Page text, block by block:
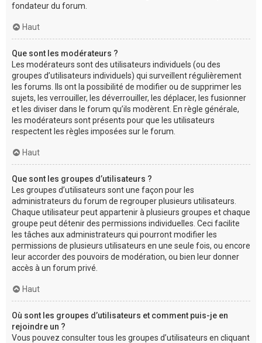
fondateur du forum.
Haut
Que sont les modérateurs ?
Les modérateurs sont des utilisateurs individuels (ou des
groupes d’utilisateurs individuels) qui surveillent régulièrement
les forums. Ils ont la possibilité de modifier ou de supprimer les
sujets, les verrouiller, les déverrouiller, les déplacer, les fusionner
et les diviser dans le forum qu’ils modèrent. En règle générale,
les modérateurs sont présents pour que les utilisateurs
respectent les règles imposées sur le forum.
Haut
Que sont les groupes d’utilisateurs ?
Les groupes d’utilisateurs sont une façon pour les
administrateurs du forum de regrouper plusieurs utilisateurs.
Chaque utilisateur peut appartenir à plusieurs groupes et chaque
groupe peut détenir des permissions individuelles. Ceci facilite
les tâches aux administrateurs qui pourront modifier les
permissions de plusieurs utilisateurs en une seule fois, ou encore
leur accorder des pouvoirs de modération, ou bien leur donner
accès à un forum privé.
Haut
Où sont les groupes d’utilisateurs et comment puis-je en
rejoindre un ?
Vous pouvez consulter tous les groupes d’utilisateurs en cliquant